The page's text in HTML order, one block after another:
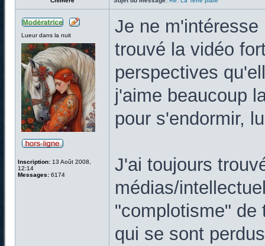
Lueur dans la nuit
Inscription: 13 Août 2008,
12:14
Messages: 6174
Je ne m'intéresse
trouvé la vidéo
perspectives
j'aime beaucoup
pour s'endormir,
J'ai toujours
médias/
"complotisme" de
qui se sont